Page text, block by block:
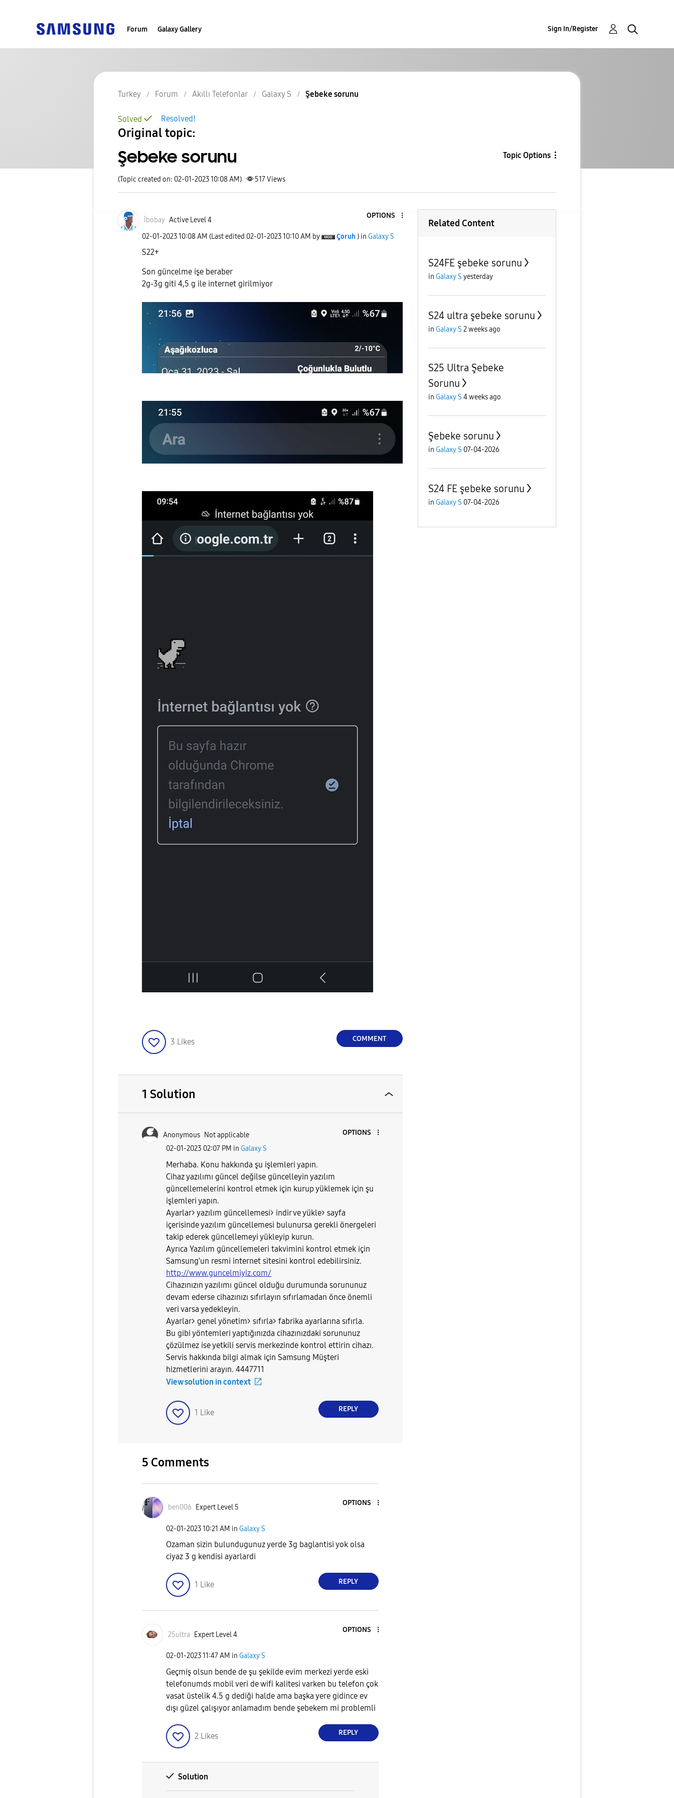
Forum Galaxy Gallery Sign In/Register
Turkey Forum Akıllı Telefonlar Galaxy S Şebeke sorunu
Resolved!
Solved
Original topic:
Şebeke sorunu Topic Options
(Topic created on: 02-01-2023 10:08 AM) 517Views
İbobay Active Level 4
OPTIONS
‎02-01-202310:08 AM (Last edited ‎02-01-202310:10 AM by Çoruh ) in Galaxy S
S22+
Son güncelme işe beraber
2g-3g giti 4,5 g ile internet girilmiyor
3 Likes COMMENT
1 Solution
Anonymous Not applicable
OPTIONS
‎02-01-2023 02:07 PM in Galaxy S
Merhaba. Konu hakkında şu işlemleri yapın.
Cihaz yazılımı güncel değilse güncelleyin yazılım
güncellemelerini kontrol etmek için kurup yüklemek için şu
işlemleri yapın.
Ayarlar> yazılım güncellemesi> indir ve yükle> sayfa
içerisinde yazılım güncellemesi bulunursa gerekli önergeleri
takip ederek güncellemeyi yükleyip kurun.
Ayrıca Yazılım güncellemeleri takvimini kontrol etmek için
Samsung'un resmi internet sitesini kontrol edebilirsiniz.
http://www.guncelmiyiz.com/
Cihazınızın yazılımı güncel olduğu durumunda sorununuz
devam ederse cihazınızı sıfırlayın sıfırlamadan önce önemli
veri varsa yedekleyin.
Ayarlar> genel yönetim> sıfırla> fabrika ayarlarına sıfırla.
Bu gibi yöntemleri yaptığınızda cihazınızdaki sorununuz
çözülmez ise yetkili servis merkezinde kontrol ettirin cihazı.
Servis hakkında bilgi almak için Samsung Müşteri
hizmetlerini arayın. 4447711
View solution in context
1 Like REPLY
5 Comments
ben006 Expert Level 5
OPTIONS
‎02-01-202310:21 AM in Galaxy S
Ozaman sizin bulundugunuz yerde 3g baglantisi yok olsa
ciyaz 3 g kendisi ayarlardi
1 Like REPLY
25ultra Expert Level 4
OPTIONS
‎02-01-202311:47 AM in Galaxy S
Geçmiş olsun bende de şu şekilde evim merkezi yerde eski
telefonumds mobil veri de wifi kalitesi varken bu telefon çok
vasat üstelik 4.5 g dediği halde ama başka yere gidince ev
dışı güzel çalışıyor anlamadım bende şebekem mi problemli
2 Likes REPLY
Solution
Related Content
S24FE şebeke sorunu
in Galaxy S yesterday
S24 ultra şebeke sorunu
in Galaxy S 2 weeks ago
S25 Ultra Şebeke
Sorunu
in Galaxy S 4 weeks ago
Şebeke sorunu
in Galaxy S 07-04-2026
S24 FE şebeke sorunu
in Galaxy S 07-04-2026